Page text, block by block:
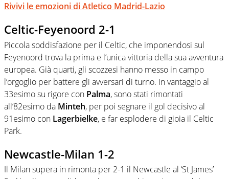
Rivivi le emozioni di Atletico Madrid-Lazio
Celtic-Feyenoord 2-1
Piccola soddisfazione per il Celtic, che imponendosi sul
Feyenoord trova la prima e l’unica vittoria della sua avventura
europea. Già quarti, gli scozzesi hanno messo in campo
l’orgoglio per battere gli avversari di turno. In vantaggio al
33esimo su rigore con Palma, sono stati rimontati
all’82esimo da Minteh, per poi segnare il gol decisivo al
91esimo con Lagerbielke, e far esplodere di gioia il Celtic
Park.
Newcastle-Milan 1-2
Il Milan supera in rimonta per 2-1 il Newcastle al ‘St James’